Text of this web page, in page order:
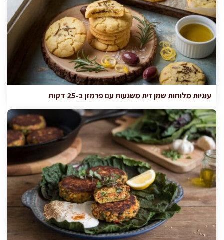
עוגיות מלוחות שמן זית משגעות עם פרמזן ב-25 דקות